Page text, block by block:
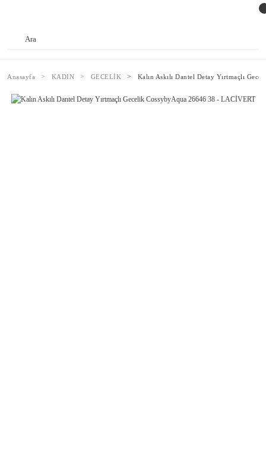
Anasayfa KADIN GECELİK Kalın Askılı Dantel Detay Yırtmaçlı